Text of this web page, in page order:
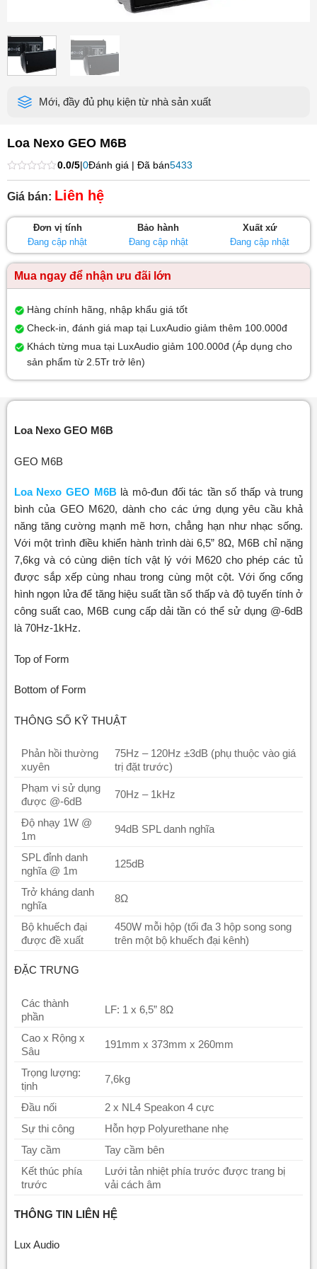
Mới, đầy đủ phụ kiện từ nhà sản xuất
Loa Nexo GEO M6B
Được
xếp
hạng
5
0.0/5|0Đánh giá | Đã bán5433
Giá bán: Liên hệ
Đơn vị tính
Đang cập nhật
Bảo hành
Đang cập nhật
Xuất xứ
Đang cập nhật
Mua ngay để nhận ưu đãi lớn
Hàng chính hãng, nhập khẩu giá tốt
Check-in, đánh giá map tại LuxAudio giảm thêm 100.000đ
Khách từng mua tại LuxAudio giảm 100.000đ (Áp dụng cho
sản phẩm từ 2.5Tr trở lên)
Loa Nexo GEO M6B
GEO M6B
Loa Nexo GEO M6Blà mô-đun đối tác tần số thấp và trung
bình của GEO M620, dành cho các ứng dụng yêu cầu khả
năng tăng cường mạnh mẽ hơn, chẳng hạn như nhạc sống.
Với một trình điều khiển hành trình dài 6,5” 8Ω, M6B chỉ nặng
7,6kg và có cùng diện tích vật lý với M620 cho phép các tủ
được sắp xếp cùng nhau trong cùng một cột. Với ống cổng
hình ngọn lửa để tăng hiệu suất tần số thấp và độ tuyến tính ở
công suất cao, M6B cung cấp dải tần có thể sử dụng @-6dB
là 70Hz-1kHz.
Top of Form
Bottom of Form
THÔNG SỐ KỸ THUẬT
Phản hồi thường
xuyên
75Hz – 120Hz ±3dB (phụ thuộc vào giá
trị đặt trước)
Phạm vi sử dụng
được @-6dB
70Hz – 1kHz
Độ nhạy 1W @
1m
94dB SPL danh nghĩa
SPL đỉnh danh
nghĩa @ 1m
125dB
Trở kháng danh
nghĩa
8Ω
Bộ khuếch đại
được đề xuất
450W mỗi hộp (tối đa 3 hộp song song
trên một bộ khuếch đại kênh)
ĐẶC TRƯNG
Các thành
phần
LF: 1 x 6,5” 8Ω
Cao x Rộng x
Sâu
191mm x 373mm x 260mm
Trọng lượng:
tịnh
7,6kg
Đầu nối
2 x NL4 Speakon 4 cực
Sự thi công
Hỗn hợp Polyurethane nhẹ
Tay cầm
Tay cầm bên
Kết thúc phía
trước
Lưới tản nhiệt phía trước được trang bị
vải cách âm
THÔNG TIN LIÊN HỆ
Lux Audio